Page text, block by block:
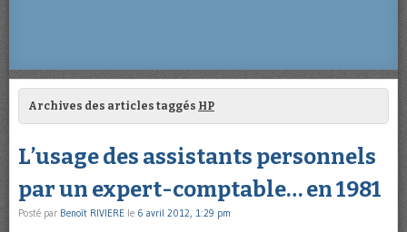
Archives des articles taggés HP
L’usage des assistants personnels
par un expert-comptable… en 1981
Posté par Benoît RIVIERE le 6 avril 2012, 1:29 pm